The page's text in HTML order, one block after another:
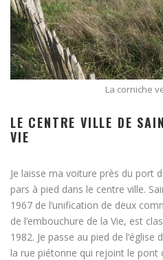
La corniche
LE CENTRE VILLE DE
VIE
Je laisse ma voiture près du port
pars à pied dans le centre ville.
1967 de l’unification de deux
de l’embouchure de la Vie, est
1982. Je passe au pied de l’église
la rue piétonne qui rejoint le pont